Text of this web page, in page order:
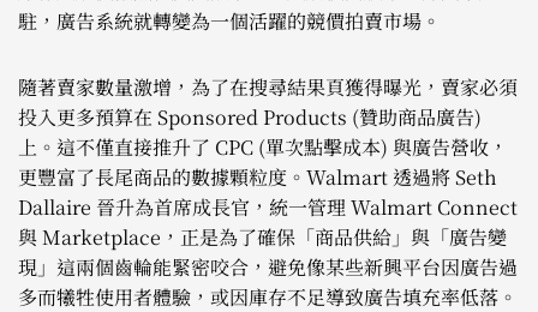
駐，廣告系統就轉變為一個活躍的競價拍賣市場。
隨著賣家數量激增，為了在搜尋結果頁獲得曝光，賣家必須
投入更多預算在 Sponsored Products (贊助商品廣告)
上。這不僅直接推升了 CPC (單次點擊成本) 與廣告營收，
更豐富了長尾商品的數據顆粒度。Walmart 透過將 Seth
Dallaire 晉升為首席成長官，統一管理 Walmart Connect
與 Marketplace，正是為了確保「商品供給」與「廣告變
現」這兩個齒輪能緊密咬合，避免像某些新興平台因廣告過
多而犧牲使用者體驗，或因庫存不足導致廣告填充率低落。